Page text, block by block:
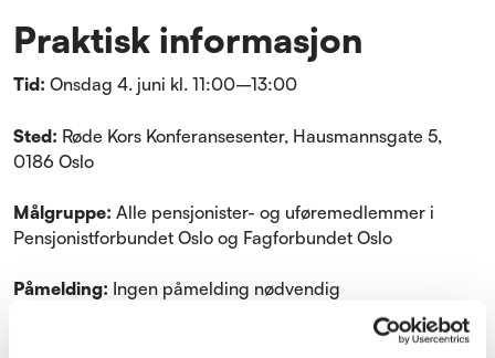
Praktisk informasjon
Tid: Onsdag 4. juni kl. 11:00–13:00
Sted: Røde Kors Konferansesenter, Hausmannsgate 5,
0186 Oslo
Målgruppe: Alle pensjonister- og uføremedlemmer i
Pensjonistforbundet Oslo og Fagforbundet Oslo
Påmelding: Ingen påmelding nødvendig